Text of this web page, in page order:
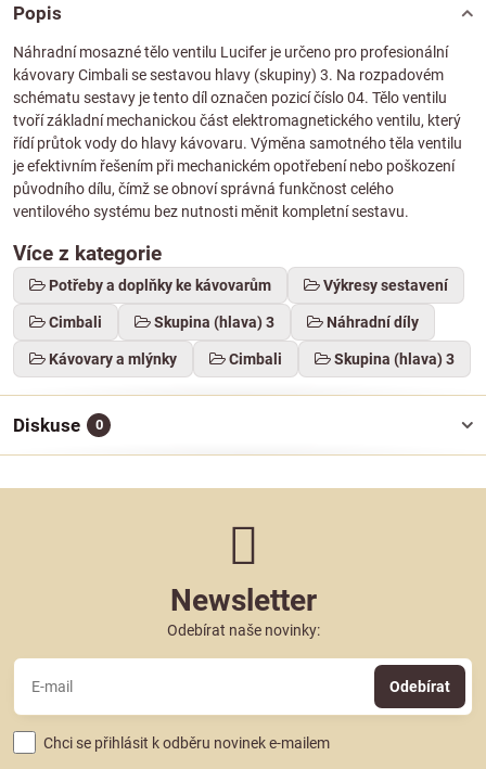
Popis
Náhradní mosazné tělo ventilu Lucifer je určeno pro profesionální
kávovary Cimbali se sestavou hlavy (skupiny) 3. Na rozpadovém
schématu sestavy je tento díl označen pozicí číslo 04. Tělo ventilu
tvoří základní mechanickou část elektromagnetického ventilu, který
řídí průtok vody do hlavy kávovaru. Výměna samotného těla ventilu
je efektivním řešením při mechanickém opotřebení nebo poškození
původního dílu, čímž se obnoví správná funkčnost celého
ventilového systému bez nutnosti měnit kompletní sestavu.
Více z kategorie
Potřeby a doplňky ke kávovarům Výkresy sestavení
Cimbali Skupina (hlava) 3 Náhradní díly
Kávovary a mlýnky Cimbali Skupina (hlava) 3
Diskuse 0
Newsletter
Odebírat naše novinky:
Odebírat
Chci se přihlásit k odběru novinek e-mailem